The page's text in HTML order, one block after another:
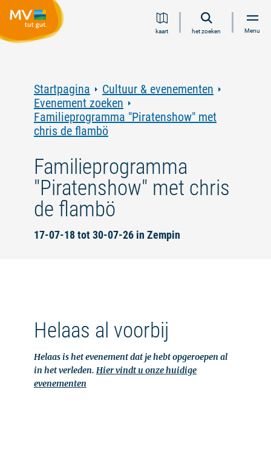
Ga
naar
Ga
naar
Ga
naar
Ga
naar
kaart het zoeken Menu
Startpagina
Cultuur & evenementen
Evenement zoeken
Familieprogramma "Piratenshow" met
chris de flambö
Familieprogramma
"Piratenshow" met chris
de flambö
17-07-18 tot 30-07-26 in Zempin
Helaas al voorbij
Helaas is het evenement dat je hebt opgeroepen al
in het verleden. Hier vindt u onze huidige
evenementen